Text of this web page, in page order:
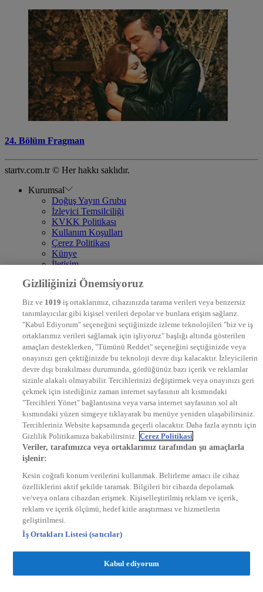
24. Bölüm Fragman
startv.com.tr © Her hakkı saklıdır.
Kurumsal
Doğuş Yayın Grubu
İzleyici Temsilciliği
KVKK Politikası
Kullanım Koşulları
Çerez Politikası
Künye
İletişim
DYG Televizyonlar
STAR
EURO STAR
KRAL POP TV
DYG Radyolar
NTV RADYO
KRAL FM
KRAL POP
EKSEN
VOYAGE
DYG Dijital
ntv.com.tr
ntvspor.net
secim.ntv.com.tr
startv.com.tr
kralmuzik.com.tr
Gizliliğinizi Önemsiyoruz
Biz ve 1019 iş ortaklarımız, cihazınızda tarama verileri veya benzersiz
tanımlayıcılar gibi kişisel verileri depolar ve bunlara erişim sağlarız.
"Kabul Ediyorum" seçeneğini seçtiğinizde izleme teknolojileri "biz ve iş
ortaklarımız verileri sağlamak için işliyoruz" başlığı altında gösterilen
amaçları desteklerken, "Tümünü Reddet" seçeneğini seçtiğinizde veya
onayınızı geri çektiğinizde bu teknoloji devre dışı kalacaktır. İzleyicilerin
devre dışı bırakılması durumunda, gördüğünüz bazı içerik ve reklamlar
sizinle alakalı olmayabilir. Tercihlerinizi değiştirmek veya onayınızı geri
çekmek için istediğiniz zaman internet sayfasının alt kısmındaki
"Tercihleri Yönet" bağlantısına veya varsa internet sayfasının sol alt
kısmındaki yüzen simgeye tıklayarak bu menüye yeniden ulaşabilirsiniz.
Tercihleriniz Website kapsamında geçerli olacaktır. Daha fazla ayrıntı için
Gizlilik Politikamıza bakabilirsiniz. Çerez Politikasi
Veriler, tarafımızca veya ortaklarımız tarafından şu amaçlarla
işlenir:
Kesin coğrafi konum verilerini kullanmak. Belirleme amacı ile cihaz
özelliklerini aktif şekilde taramak. Bilgileri bir cihazda depolamak
ve/veya onlara cihazdan erişmek. Kişiselleştirilmiş reklam ve içerik,
reklam ve içerik ölçümü, hedef kitle araştırması ve hizmetlerin
geliştirilmesi.
İş Ortakları Listesi (satıcılar)
Kabul ediyorum